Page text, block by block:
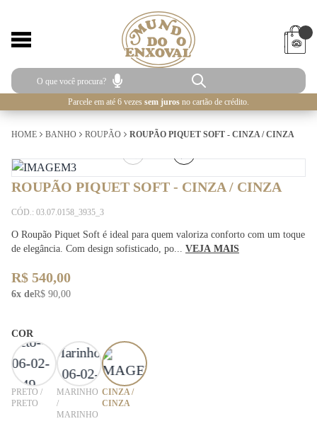
Parcele em até 6 vezes sem juros no cartão de crédito.
HOME BANHO ROUPÃO ROUPÃO PIQUET SOFT - CINZA / CINZA
ROUPÃO PIQUET SOFT - CINZA / CINZA
CÓD.: 03.07.0158_3935_3
O Roupão Piquet Soft é ideal para quem valoriza conforto com um toque
de elegância. Com design sofisticado, po... VEJA MAIS
R$ 540,00
6x deR$ 90,00
COR
PRETO /
PRETO
MARINHO
/
MARINHO
CINZA /
CINZA